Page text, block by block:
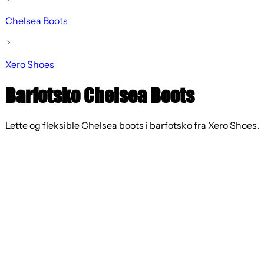
Chelsea Boots
Xero Shoes
Barfotsko Chelsea Boots
Lette og fleksible Chelsea boots i barfotsko fra Xero Shoes.